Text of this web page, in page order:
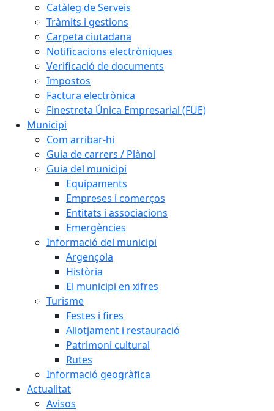
Catàleg de Serveis
Tràmits i gestions
Carpeta ciutadana
Notificacions electròniques
Verificació de documents
Impostos
Factura electrònica
Finestreta Única Empresarial (FUE)
Municipi
Com arribar-hi
Guia de carrers / Plànol
Guia del municipi
Equipaments
Empreses i comerços
Entitats i associacions
Emergències
Informació del municipi
Argençola
Història
El municipi en xifres
Turisme
Festes i fires
Allotjament i restauració
Patrimoni cultural
Rutes
Informació geogràfica
Actualitat
Avisos